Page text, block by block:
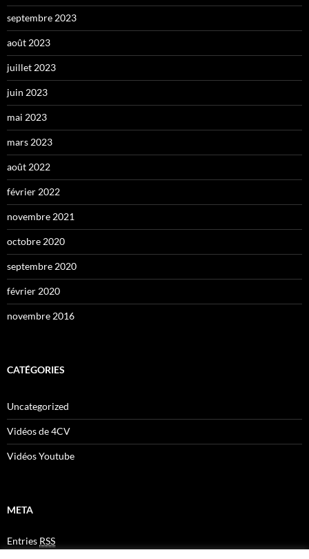
septembre 2023
août 2023
juillet 2023
juin 2023
mai 2023
mars 2023
août 2022
février 2022
novembre 2021
octobre 2020
septembre 2020
février 2020
novembre 2016
CATÉGORIES
Uncategorized
Vidéos de 4CV
Vidéos Youtube
META
Entries RSS
CommentsRSS